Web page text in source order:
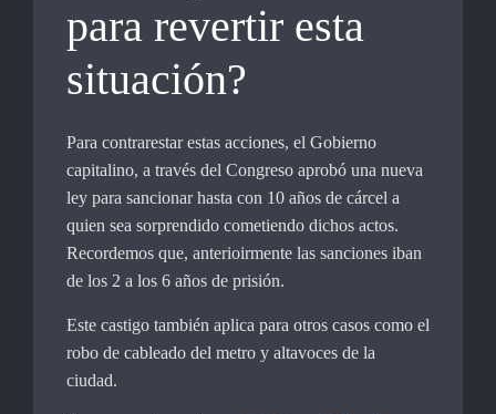
para revertir esta
situación?
Para contrarestar estas acciones, el Gobierno
capitalino, a través del Congreso aprobó una nueva
ley para sancionar hasta con 10 años de cárcel a
quien sea sorprendido cometiendo dichos actos.
Recordemos que, anterioirmente las sanciones iban
de los 2 a los 6 años de prisión.
Este castigo también aplica para otros casos como el
robo de cableado del metro y altavoces de la
ciudad.